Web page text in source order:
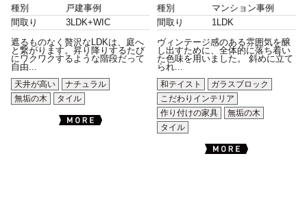
種別
戸建事例
間取り
3LDK+WIC
遮るものなく贅沢なLDKは、庭へ
と繋がります。昇り降りするたび
にワクワクするような階段だって
自由...
天井が高い
ナチュラル
無垢の木
タイル
種別
マンション事例
間取り
1LDK
ヴィンテージ感のある雰囲気を醸
し出すために、全体的に落ち着い
た色味を用いました。 斜めに立て
られ...
和テイスト
ガラスブロック
こだわりインテリア
作り付けの家具
無垢の木
タイル